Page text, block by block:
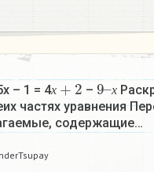
– 1 = 4х
х+2
– х
9–
х
частях уравнения
содержащие…